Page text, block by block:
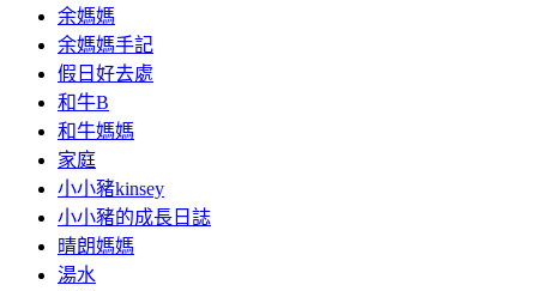
余媽媽
余媽媽手記
假日好去處
和牛B
和牛媽媽
家庭
小小豬kinsey
小小豬的成長日誌
晴朗媽媽
湯水